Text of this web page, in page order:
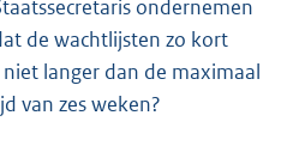
ondernemen
de wachtlijsten zo kort
langer dan de maximaal
van zes weken?